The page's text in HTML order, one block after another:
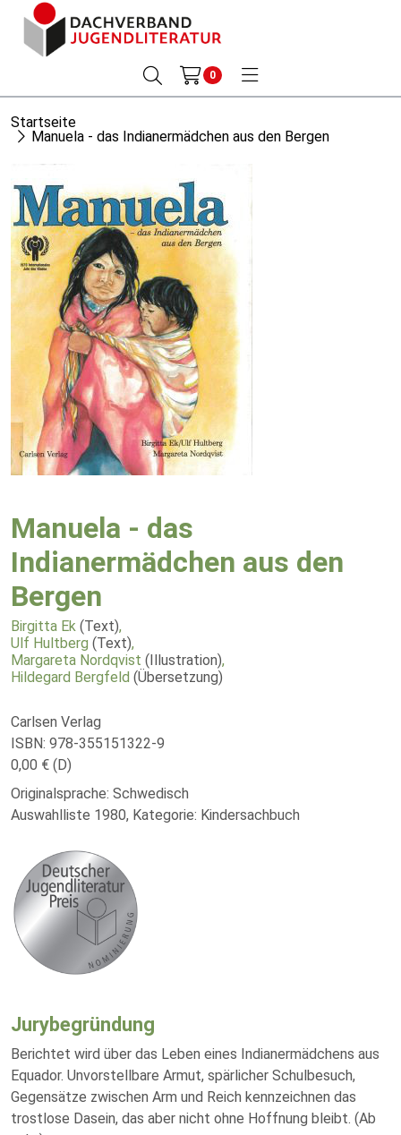
0
Startseite
Manuela - das Indianermädchen aus den Bergen
Manuela - das
Indianermädchen aus den
Bergen
Birgitta Ek (Text),
Ulf Hultberg (Text),
Margareta Nordqvist (Illustration),
Hildegard Bergfeld (Übersetzung)
Carlsen Verlag
ISBN: 978-355151322-9
0,00 € (D)
Originalsprache: Schwedisch
Auswahlliste 1980, Kategorie: Kindersachbuch
Jurybegründung
Berichtet wird über das Leben eines Indianermädchens aus
Equador. Unvorstellbare Armut, spärlicher Schulbesuch,
Gegensätze zwischen Arm und Reich kennzeichnen das
trostlose Dasein, das aber nicht ohne Hoffnung bleibt. (Ab